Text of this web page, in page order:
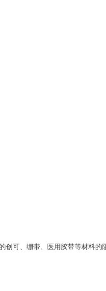
创可、绷带、医用胶带等材料的